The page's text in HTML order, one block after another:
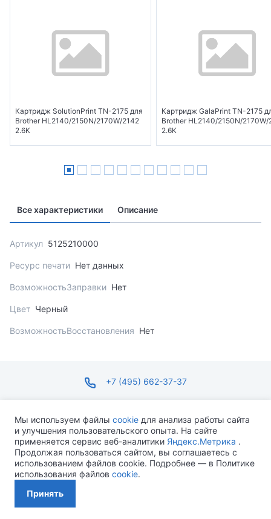
Картридж SolutionPrint TN-2175 для
Brother HL2140/2150N/2170W/2142
2.6K
Картридж GalaPrint TN-2175
Brother HL2140/2150N/2170W/
2.6K
Все характеристики Описание
Артикул 5125210000
Ресурс печати Нет данных
ВозможностьЗаправки Нет
Цвет Черный
ВозможностьВосстановления Нет
+7 (495) 662-37-37
ПН-ПТ С 09:00 ДО 18:00 СБ-ВС ВЫХОДНОЙ
Мы используем файлы cookie для анализа работы сайта
и улучшения пользовательского опыта. На сайте
применяется сервис веб-аналитики Яндекс.Метрика .
Продолжая пользоваться сайтом, вы соглашаетесь с
использованием файлов cookie. Подробнее — в Политике
использования файлов cookie.
Принять